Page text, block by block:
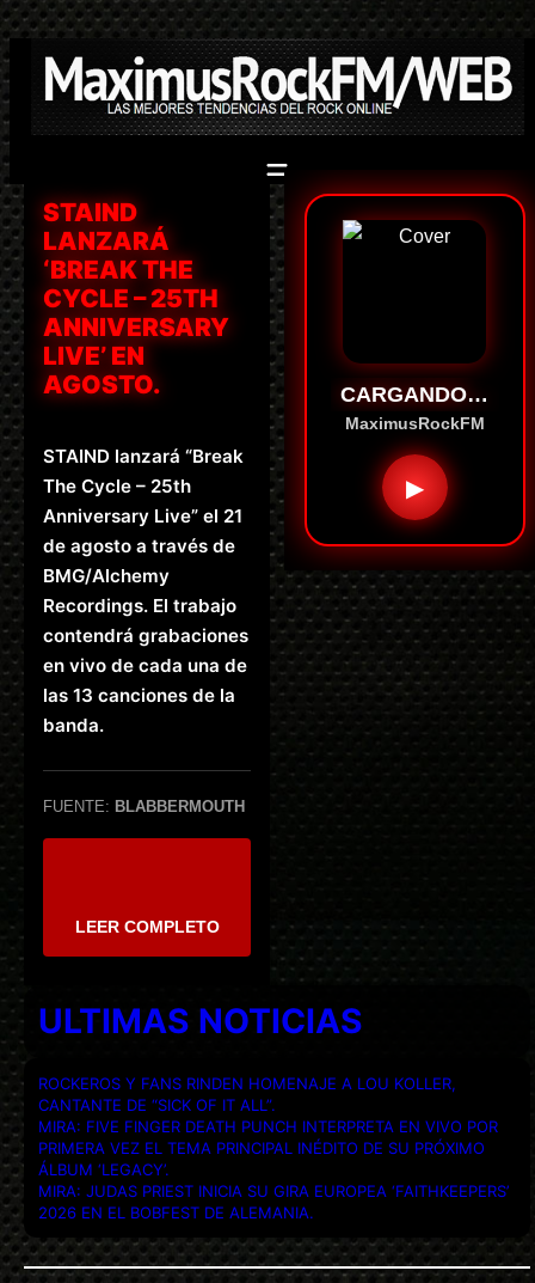
Saltar
al
contenido
STAIND
LANZARÁ
‘BREAK THE
CYCLE – 25TH
ANNIVERSARY
LIVE’ EN
AGOSTO.
STAIND lanzará “Break
The Cycle – 25th
Anniversary Live” el 21
de agosto a través de
BMG/Alchemy
Recordings. El trabajo
contendrá grabaciones
en vivo de cada una de
las 13 canciones de la
banda.
FUENTE: BLABBERMOUTH
LEER COMPLETO
CARGANDO…
MaximusRockFM
▶
ULTIMAS NOTICIAS
ROCKEROS Y FANS RINDEN HOMENAJE A LOU KOLLER,
CANTANTE DE “SICK OF IT ALL”.
MIRA: FIVE FINGER DEATH PUNCH INTERPRETA EN VIVO POR
PRIMERA VEZ EL TEMA PRINCIPAL INÉDITO DE SU PRÓXIMO
ÁLBUM ‘LEGACY’.
MIRA: JUDAS PRIEST INICIA SU GIRA EUROPEA ‘FAITHKEEPERS’
2026 EN EL BOBFEST DE ALEMANIA.